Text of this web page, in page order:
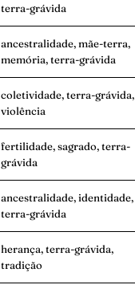
terra-grávida
ancestralidade, mãe-terra,
memória, terra-grávida
coletividade, terra-grávida,
violência
fertilidade, sagrado, terra-
grávida
ancestralidade, identidade,
terra-grávida
herança, terra-grávida,
tradição